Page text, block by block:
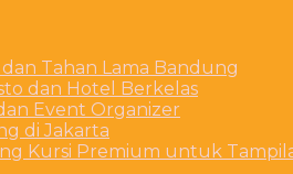
Tahan Lama Bandung
dan Hotel Berkelas
Event Organizer
di Jakarta
Kursi Premium untuk